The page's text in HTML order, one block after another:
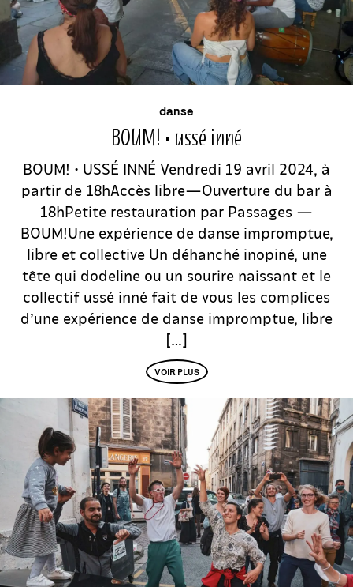
danse
BOUM! • ussé inné
BOUM! • USSÉ INNÉ Vendredi 19 avril 2024, à
partir de 18hAccès libre—Ouverture du bar à
18hPetite restauration par Passages —
BOUM!Une expérience de danse impromptue,
libre et collective Un déhanché inopiné, une
tête qui dodeline ou un sourire naissant et le
collectif ussé inné fait de vous les complices
d’une expérience de danse impromptue, libre
[…]
VOIR PLUS